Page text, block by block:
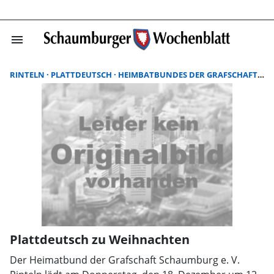
menu
RINTELN PLATTDEUTSCH HEIMBATBUNDES DER GRAFSCHAFT SCHAUMBURG E. V.
Plattdeutsch zu Weihnachten
Der Heimatbund der Grafschaft Schaumburg e. V.